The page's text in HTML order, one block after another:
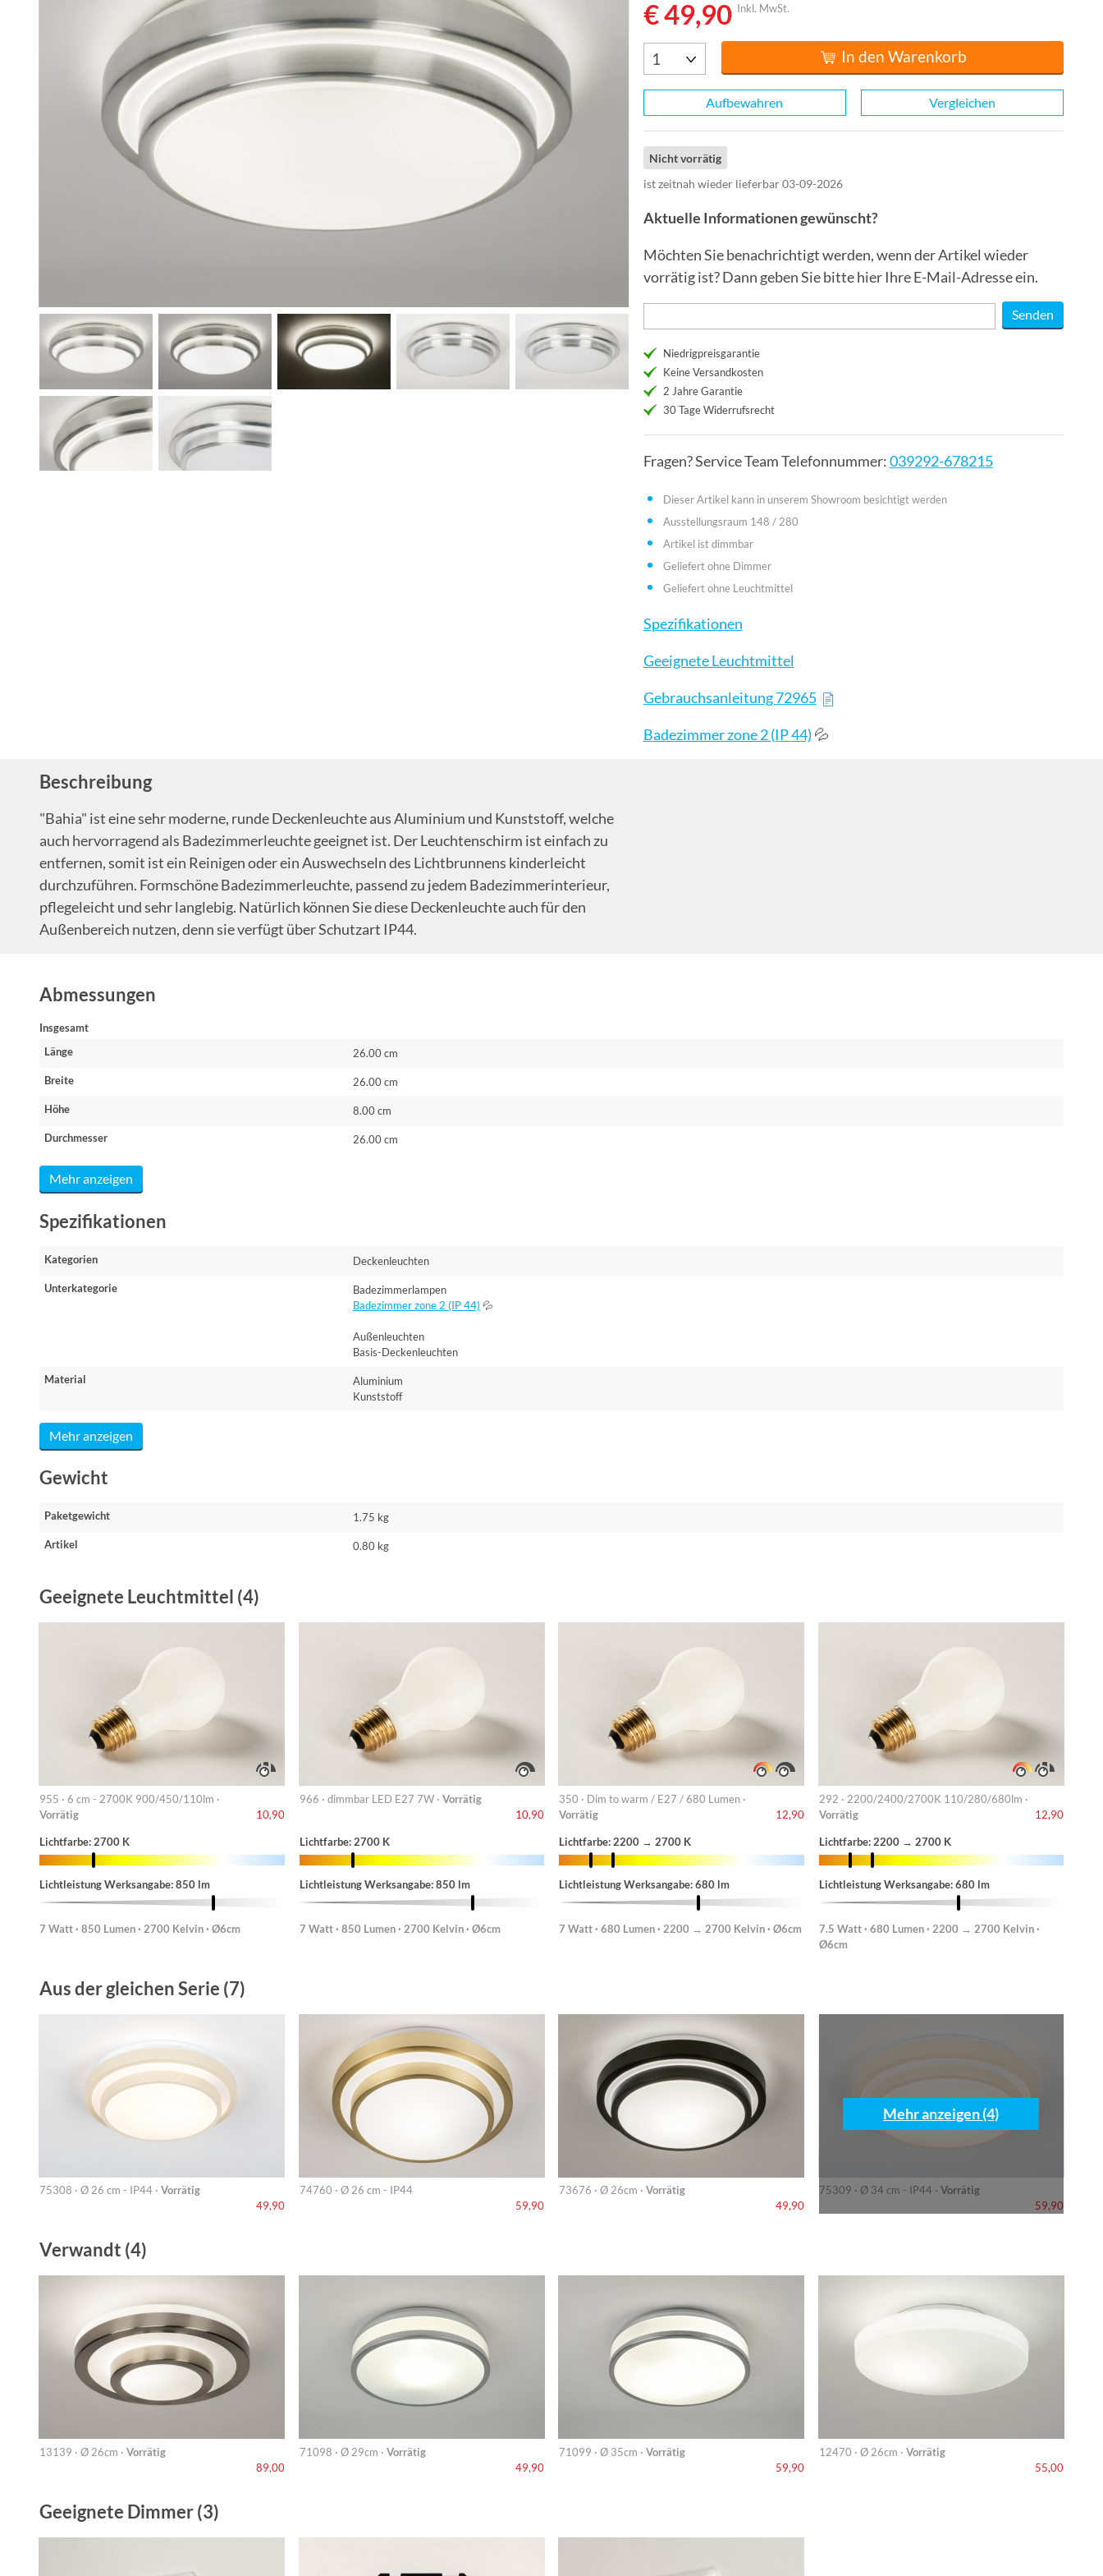
€ 49,90 Inkl. MwSt.
In den Warenkorb
Aufbewahren Vergleichen
Nicht vorrätig
ist zeitnah wieder lieferbar 03-09-2026
Aktuelle Informationen gewünscht?
Möchten Sie benachrichtigt werden, wenn der Artikel wieder
vorrätig ist? Dann geben Sie bitte hier Ihre E-Mail-Adresse ein.
Niedrigpreisgarantie
Keine Versandkosten
2 Jahre Garantie
30 Tage Widerrufsrecht
Fragen? Service Team Telefonnummer:039292-678215
Dieser Artikel kann in unserem Showroom besichtigt werden
Ausstellungsraum 148 / 280
Artikel ist dimmbar
Geliefert ohne Dimmer
Geliefert ohne Leuchtmittel
Spezifikationen
Geeignete Leuchtmittel
Gebrauchsanleitung 72965
Badezimmer zone 2 (IP 44) 💦
Beschreibung
"Bahia" ist eine sehr moderne, runde Deckenleuchte aus Aluminium und Kunststoff, welche
auch hervorragend als Badezimmerleuchte geeignet ist. Der Leuchtenschirm ist einfach zu
entfernen, somit ist ein Reinigen oder ein Auswechseln des Lichtbrunnens kinderleicht
durchzuführen. Formschöne Badezimmerleuchte, passend zu jedem Badezimmerinterieur,
pflegeleicht und sehr langlebig. Natürlich können Sie diese Deckenleuchte auch für den
Außenbereich nutzen, denn sie verfügt über Schutzart IP44.
Abmessungen
Insgesamt
Länge
26.00 cm
Breite 26.00 cm
Höhe 8.00 cm
Durchmesser 26.00 cm
Mehr anzeigen
Spezifikationen
Kategorien Deckenleuchten
Unterkategorie
Badezimmerlampen
Badezimmer zone 2 (IP 44) 💦
Außenleuchten
Basis-Deckenleuchten
Material
Aluminium
Kunststoff
Mehr anzeigen
Gewicht
Paketgewicht 1.75 kg
Artikel 0.80 kg
Geeignete Leuchtmittel (4)
955 · 6 cm - 2700K 900/450/110lm ·
Vorrätig
10,90
Lichtfarbe: 2700 K
Lichtleistung Werksangabe: 850 lm
7 Watt · 850 Lumen · 2700 Kelvin · Ø6cm
966 · dimmbar LED E27 7W · Vorrätig
10,90
Lichtfarbe: 2700 K
Lichtleistung Werksangabe: 850 lm
7 Watt · 850 Lumen · 2700 Kelvin · Ø6cm
350 · Dim to warm / E27 / 680 Lumen ·
Vorrätig
12,90
Lichtfarbe: 2200 → 2700 K
Lichtleistung Werksangabe: 680 lm
7 Watt · 680 Lumen · 2200 → 2700 Kelvin · Ø6cm
292 · 2200/2400/2700K 110/280/680lm ·
Vorrätig
12,90
Lichtfarbe: 2200 → 2700 K
Lichtleistung Werksangabe: 680 lm
7.5 Watt · 680 Lumen · 2200 → 2700 Kelvin ·
Ø6cm
Aus der gleichen Serie (7)
75308 · Ø 26 cm - IP44 · Vorrätig
49,90
74760 · Ø 26 cm - IP44
59,90
73676 · Ø 26cm · Vorrätig
49,90
75309 · Ø 34 cm - IP44 · Vorrätig
59,90
Mehr anzeigen (4)
Verwandt (4)
13139 · Ø 26cm · Vorrätig
89,00
71098 · Ø 29cm · Vorrätig
49,90
71099 · Ø 35cm · Vorrätig
59,90
12470 · Ø 26cm · Vorrätig
55,00
Geeignete Dimmer (3)